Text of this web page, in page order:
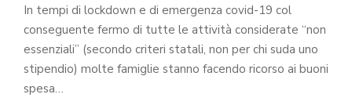
In tempi di lockdown e di emergenza covid-19 col
conseguente fermo di tutte le attività considerate “non
essenziali” (secondo criteri statali, non per chi suda uno
stipendio) molte famiglie stanno facendo ricorso ai buoni
spesa…